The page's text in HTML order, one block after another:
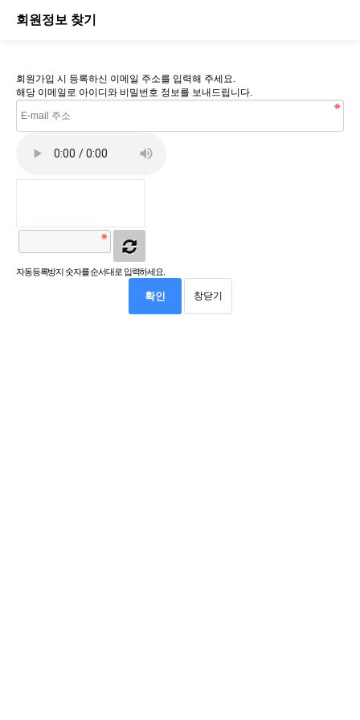
회원정보 찾기
회원가입 시 등록하신 이메일 주소를 입력해 주세요.
해당 이메일로 아이디와 비밀번호 정보를 보내드립니다.
자동등록방지 숫자를 순서대로 입력하세요.
확인 창닫기